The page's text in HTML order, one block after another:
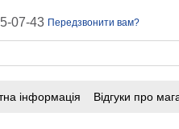
07-43 Передзвонити вам?
інформація Відгуки про